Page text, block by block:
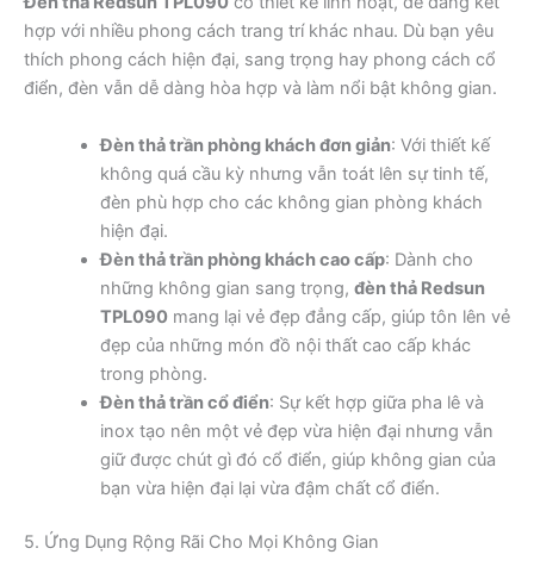
hợp với nhiều phong cách trang trí khác nhau. Dù bạn yêu
thích phong cách hiện đại, sang trọng hay phong cách cổ
điển, đèn vẫn dễ dàng hòa hợp và làm nổi bật không gian.
Đèn thả trần phòng khách đơn giản: Với thiết kế
không quá cầu kỳ nhưng vẫn toát lên sự tinh tế,
đèn phù hợp cho các không gian phòng khách
hiện đại.
Đèn thả trần phòng khách cao cấp: Dành cho
những không gian sang trọng, đèn thả Redsun
TPL090mang lại vẻ đẹp đẳng cấp, giúp tôn lên vẻ
đẹp của những món đồ nội thất cao cấp khác
trong phòng.
Đèn thả trần cổ điển: Sự kết hợp giữa pha lê và
inox tạo nên một vẻ đẹp vừa hiện đại nhưng vẫn
giữ được chút gì đó cổ điển, giúp không gian của
bạn vừa hiện đại lại vừa đậm chất cổ điển.
5. Ứng Dụng Rộng Rãi Cho Mọi Không Gian